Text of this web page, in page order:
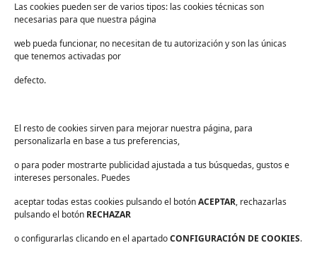
Las cookies pueden ser de varios tipos: las cookies técnicas son
necesarias para que nuestra página
web pueda funcionar, no necesitan de tu autorización y son las únicas
que tenemos activadas por
defecto.
El resto de cookies sirven para mejorar nuestra página, para
personalizarla en base a tus preferencias,
o para poder mostrarte publicidad ajustada a tus búsquedas, gustos e
intereses personales. Puedes
aceptar todas estas cookies pulsando el botónACEPTAR, rechazarlas
pulsando el botón RECHAZAR
o configurarlas clicando en el apartadoCONFIGURACIÓN DE COOKIES.
¿Existen productos
desinfectantes ecológicos?
La etiqueta Ecolabel es la que decide,
oficialmente, si un producto es ecológico o no lo
es.
A día de hoy,un producto desinfectante
puede poseer la etiqueta Ecolabel.